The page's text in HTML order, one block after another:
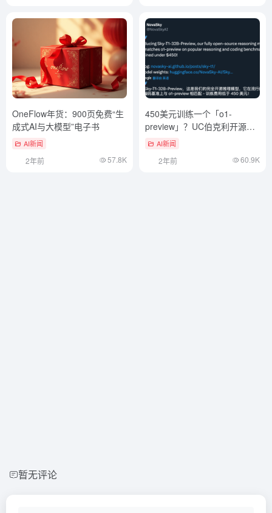
OneFlow年货：900页免费“生
成式AI与大模型”电子书
AI新闻
2年前 57.8K
450美元训练一个「o1-
preview」？UC伯克利开源
32B推理模型Sky-T1，AI社区
AI新闻
2年前 60.9K
暂无评论